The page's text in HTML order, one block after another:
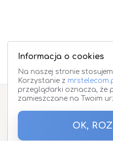
Zapisz się
Podaj
Informacja o cookies
Na naszej stronie
Korzystanie z
przeglądarki oznacza, że
zamieszczane na Twoim
OK,